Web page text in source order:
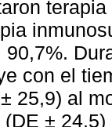
con el
25,9) al
±